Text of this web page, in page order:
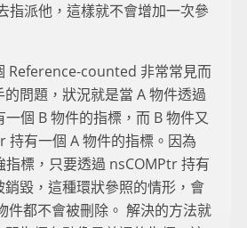
指派他，這樣就不會增加一次參
Reference-counted 非常常見而
問題，狀況就是當 A 物件透過
個 B 物件的指標，而 B 物件又
持有一個 A 物件的指標。因為
指標，只要透過 nsCOMPtr 持有
銷毀，這種環狀參照的情形，會
件都不會被刪除。 解決的方法就